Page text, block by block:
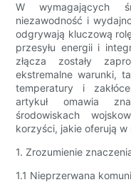
W wymagających
niezawodność i
odgrywają kluczową
przesyłu energii i
złącza zostały
ekstremalne warunki,
temperatury i
artykuł omawia
środowiskach
korzyści, jakie oferują
1. Zrozumienie
1.1 Nieprzerwana